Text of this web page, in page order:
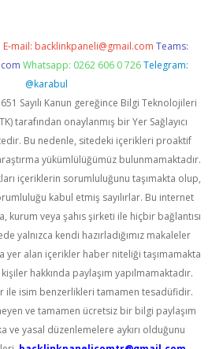
E-mail: backlinkpaneli@gmail.com Teams:
Whatsapp: 0262 606 0 726 Telegram:
@karabul
Sayılı Kanun gereğince Bilgi Teknolojileri
tarafından onaylanmış bir Yer Sağlayıcı
Bu nedenle, sitedeki içerikleri proaktif
yükümlülüğümüz bulunmamaktadır.
içeriklerin sorumluluğunu taşımakta olup,
kabul etmiş sayılırlar. Bu internet
kurum veya şahıs şirketi ile hiçbir bağlantısı
yalnızca kendi hazırladığımız makaleler
yer alan içerikler haber niteliği taşımamakta
hakkında paylaşım yapılmamaktadır.
ile isim benzerlikleri tamamen tesadüfidir.
ve tamamen ücretsiz bir bilgi paylaşım
ve yasal düzenlemelere aykırı olduğunu